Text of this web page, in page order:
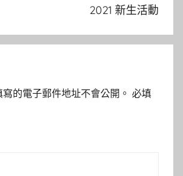
2021 新生活動
的電子郵件地址不會公開。 必填